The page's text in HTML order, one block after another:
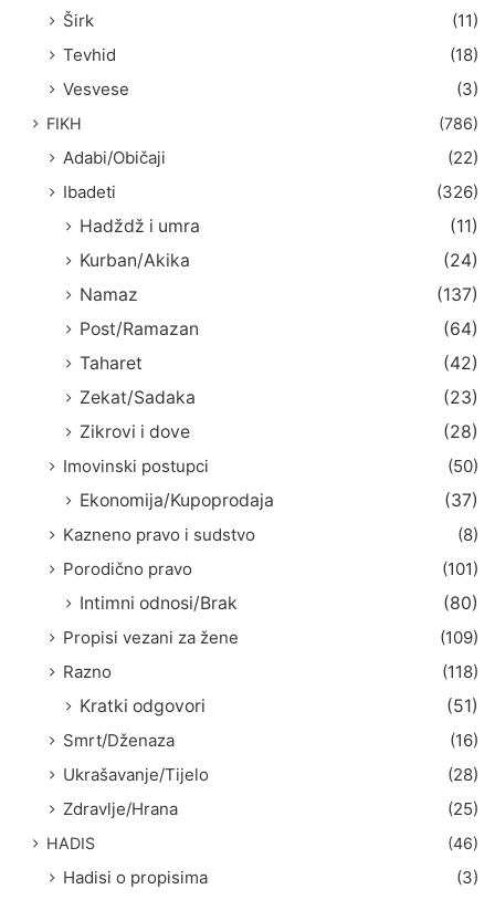
Širk
(11)
Tevhid
(18)
Vesvese
(3)
FIKH (786)
Adabi/Običaji
(22)
Ibadeti
(326)
Hadždž i umra
(11)
Kurban/Akika
(24)
Namaz
(137)
Post/Ramazan
(64)
Taharet
(42)
Zekat/Sadaka
(23)
Zikrovi i dove
(28)
Imovinski postupci
(50)
Ekonomija/Kupoprodaja
(37)
Kazneno pravo i sudstvo
(8)
Porodično pravo
(101)
Intimni odnosi/Brak
(80)
Propisi vezani za žene
(109)
Razno
(118)
Kratki odgovori
(51)
Smrt/Dženaza
(16)
Ukrašavanje/Tijelo
(28)
Zdravlje/Hrana
(25)
HADIS (46)
Hadisi o propisima
(3)